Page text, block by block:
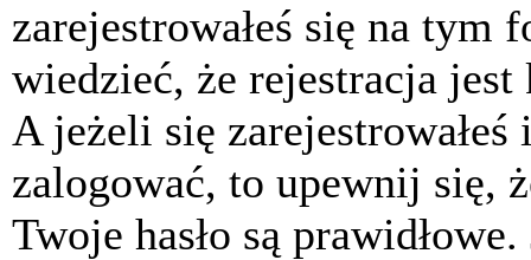
zarejestrowałeś się na tym
wiedzieć, że rejestracja
A jeżeli się
zalogować, to upewnij się,
Twoje hasło są